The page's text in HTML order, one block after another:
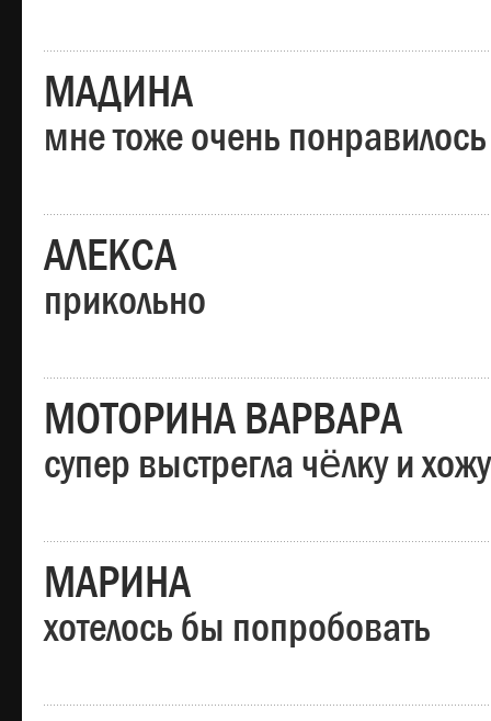
МАДИНА
мне тоже очень
АЛЕКСА
прикольно
МОТОРИНА ВАРВАРА
супер выстрегла чёлку и
МАРИНА
хотелось бы попробовать